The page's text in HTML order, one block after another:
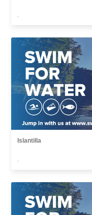
,
Islantilla
,